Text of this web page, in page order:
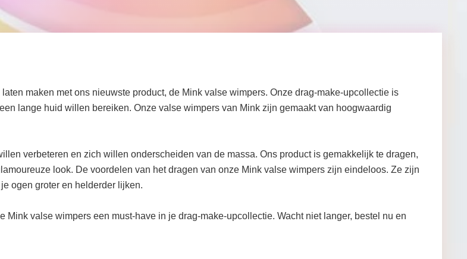
maken met ons nieuwste product, de Mink valse wimpers. Onze drag-make-upcollectie is
lange huid willen bereiken. Onze valse wimpers van Mink zijn gemaakt van hoogwaardig
verbeteren en zich willen onderscheiden van de massa. Ons product is gemakkelijk te dragen,
look. De voordelen van het dragen van onze Mink valse wimpers zijn eindeloos. Ze zijn
ogen groter en helderder lijken.
valse wimpers een must-have in je drag-make-upcollectie. Wacht niet langer, bestel nu en